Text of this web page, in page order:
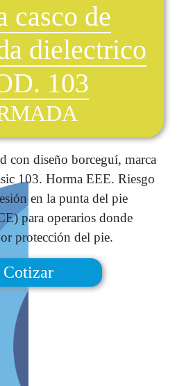
casco de
dielectrico
103
con diseño borceguí, marca
103. Horma EEE. Riesgo
en la punta del pie
para operarios donde
protección del pie.
Cotizar